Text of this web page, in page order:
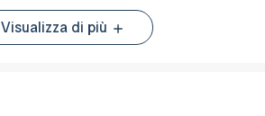
Visualizza di più